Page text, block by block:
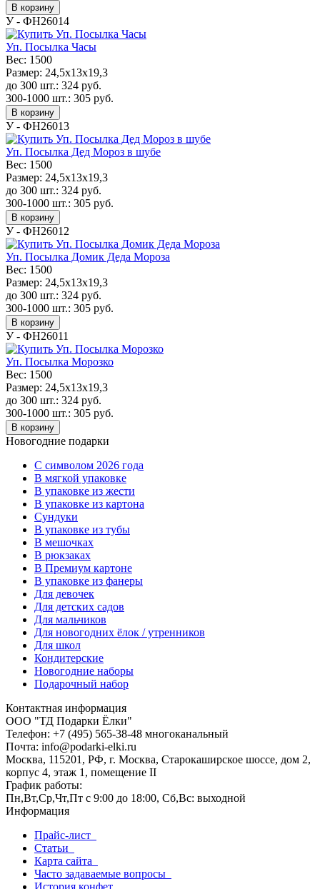
В корзину
У - ФН26014
Уп. Посылка Часы
Вес: 1500
Размер: 24,5x13x19,3
до 300 шт.: 324 руб.
300-1000 шт.: 305 руб.
В корзину
У - ФН26013
Уп. Посылка Дед Мороз в шубе
Вес: 1500
Размер: 24,5x13x19,3
до 300 шт.: 324 руб.
300-1000 шт.: 305 руб.
В корзину
У - ФН26012
Уп. Посылка Домик Деда Мороза
Вес: 1500
Размер: 24,5x13x19,3
до 300 шт.: 324 руб.
300-1000 шт.: 305 руб.
В корзину
У - ФН26011
Уп. Посылка Морозко
Вес: 1500
Размер: 24,5x13x19,3
до 300 шт.: 324 руб.
300-1000 шт.: 305 руб.
В корзину
Новогодние подарки
C символом 2026 года
В мягкой упаковке
В упаковке из жести
В упаковке из картона
Сундуки
В упаковке из тубы
В мешочках
В рюкзаках
В Премиум картоне
В упаковке из фанеры
Для девочек
Для детских садов
Для мальчиков
Для новогодних ёлок / утренников
Для школ
Кондитерские
Новогодние наборы
Подарочный набор
Контактная информация
ООО "ТД Подарки Ёлки"
Телефон: +7 (495) 565-38-48 многоканальный
Почта: info@podarki-elki.ru
Москва, 115201, РФ, г. Москва, Старокаширское шоссе, дом 2,
корпус 4, этаж 1, помещение II
График работы:
Пн,Вт,Ср,Чт,Пт с 9:00 до 18:00, Сб,Вс: выходной
Информация
Прайс-лист
Статьи
Карта сайта
Часто задаваемые вопросы
История конфет